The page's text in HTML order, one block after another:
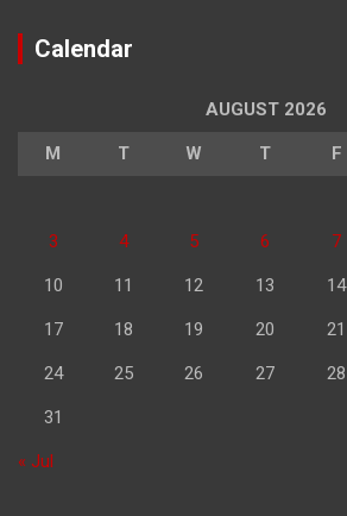
Calendar
AUGUST 2026
M T W T F
3 4 5 6 7
10 11 12 13 14
17 18 19 20 21
24 25 26 27 28
31
« Jul